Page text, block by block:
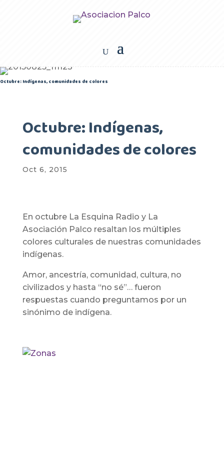
Octubre: Indígenas, comunidades de colores
Octubre: Indígenas,
comunidades de colores
Oct 6, 2015
En octubre La Esquina Radio y La
Asociación Palco resaltan los múltiples
colores culturales de nuestras comunidades
indígenas.
Amor, ancestría, comunidad, cultura, no
civilizados y hasta “no sé”… fueron
respuestas cuando preguntamos por un
sinónimo de indígena.